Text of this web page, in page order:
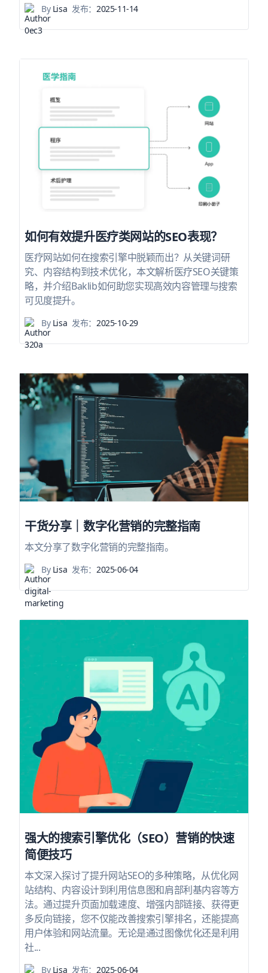
ByLisa 发布：2025-11-14
如何有效提升医疗类网站的SEO表现？
医疗网站如何在搜索引擎中脱颖而出？从关键词研
究、内容结构到技术优化，本文解析医疗SEO关键策
略，并介绍Baklib如何助您实现高效内容管理与搜索
可见度提升。
ByLisa 发布： 2025-10-29
干货分享｜数字化营销的完整指南
本文分享了数字化营销的完整指南。
ByLisa 发布：2025-06-04
强大的搜索引擎优化（SEO）营销的快速
简便技巧
本文深入探讨了提升网站SEO的多种策略，从优化网
站结构、内容设计到利用信息图和肩部利基内容等方
法。通过提升页面加载速度、增强内部链接、获得更
多反向链接，您不仅能改善搜索引擎排名，还能提高
用户体验和网站流量。无论是通过图像优化还是利用
社...
ByLisa 发布：2025-06-04